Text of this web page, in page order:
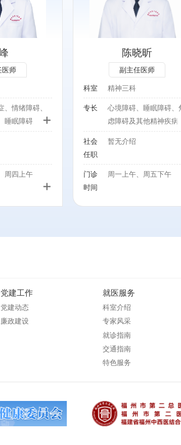
医师
、情绪障碍、
睡眠障碍
+
周四上午
+
陈晓昕
副主任医师
科室 精神三科
专长
心境障碍、睡眠障碍、
虑障碍及其他精神疾病
社会
任职
暂无介绍
门诊
时间
周一上午、周五下午
神疾病
党建工作
党建动态
廉政建设
就医服务
科室介绍
专家风采
就诊指南
交通指南
特色服务